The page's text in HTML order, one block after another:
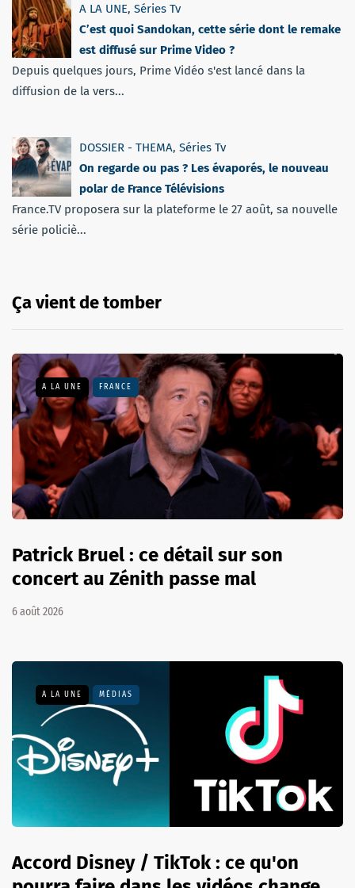
A LA UNE, Séries Tv
C’est quoi Sandokan, cette série dont le remake
est diffusé sur Prime Video ?
Depuis quelques jours, Prime Vidéo s'est lancé dans la
diffusion de la vers...
DOSSIER - THEMA, Séries Tv
On regarde ou pas ? Les évaporés, le nouveau
polar de France Télévisions
France.TV proposera sur la plateforme le 27 août, sa nouvelle
série policiè...
Ça vient de tomber
A LA UNE FRANCE
Patrick Bruel : ce détail sur son
concert au Zénith passe mal
6 août 2026
A LA UNE MÉDIAS
Accord Disney / TikTok : ce qu'on